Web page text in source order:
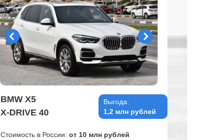
BMW X5
X-DRIVE 40
Стоимость в России: от 10 млн рублей
Выгода:
1,2 млн рублей